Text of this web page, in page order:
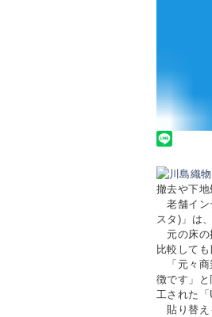
撤去や下
老舗イン
スタ)」は
元の床の
比較して
「元々商
徴です」
工された「
貼り替え